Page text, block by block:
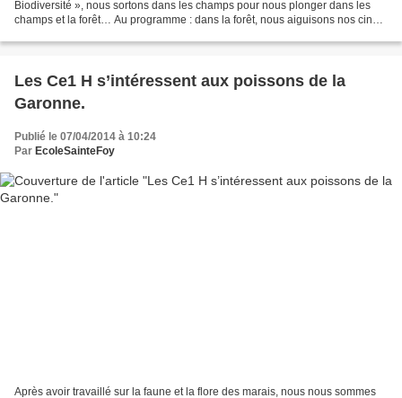
Biodiversité », nous sortons dans les champs pour nous plonger dans les
champs et la forêt… Au programme : dans la forêt, nous aiguisons nos cinq
Les Ce1 H s’intéressent aux poissons de la
Garonne.
Publié le 07/04/2014 à 10:24
Par EcoleSainteFoy
Après avoir travaillé sur la faune et la flore des marais, nous nous sommes